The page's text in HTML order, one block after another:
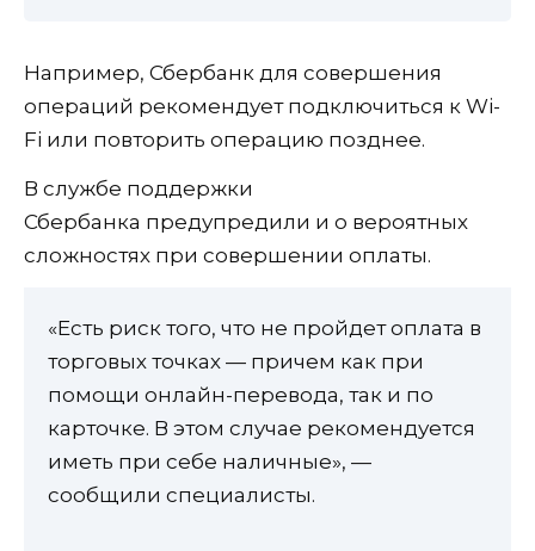
Например, Сбербанк для совершения
операций рекомендует подключиться к Wi-
Fi или повторить операцию позднее.
В службе поддержки
Сбербанка предупредили и о вероятных
сложностях при совершении оплаты.
«Есть риск того, что не пройдет оплата в
торговых точках — причем как при
помощи онлайн-перевода, так и по
карточке. В этом случае рекомендуется
иметь при себе наличные», —
сообщили специалисты.